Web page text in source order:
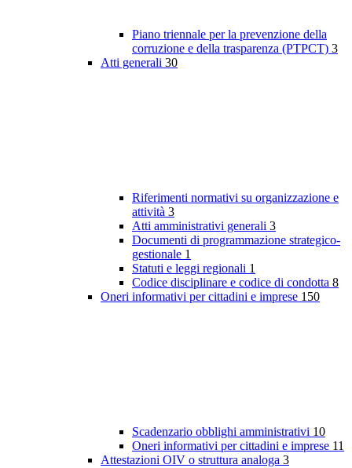
Piano triennale per la prevenzione della
corruzione e della trasparenza (PTPCT) 3
Atti generali 30
Riferimenti normativi su organizzazione e
attività 3
Atti amministrativi generali 3
Documenti di programmazione strategico-
gestionale 1
Statuti e leggi regionali 1
Codice disciplinare e codice di condotta 8
Oneri informativi per cittadini e imprese 150
Scadenzario obblighi amministrativi 10
Oneri informativi per cittadini e imprese 11
Attestazioni OIV o struttura analoga 3